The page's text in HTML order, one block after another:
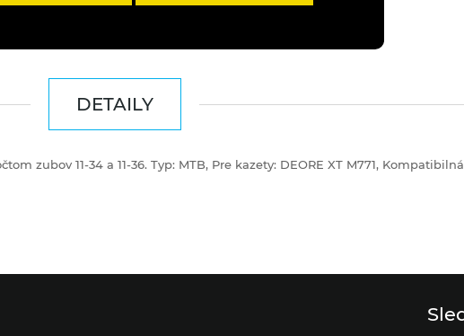
DETAILY
zubov 11-34 a 11-36. Typ: MTB, Pre kazety: DEORE XT M771,